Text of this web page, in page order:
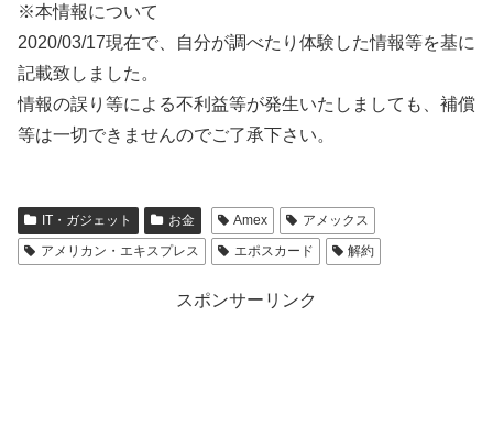
※本情報について
2020/03/17現在で、自分が調べたり体験した情報等を基に
記載致しました。
情報の誤り等による不利益等が発生いたしましても、補償
等は一切できませんのでご了承下さい。
IT・ガジェット お金 Amex
アメックス
アメリカン・エキスプレス
エポスカード 解約
スポンサーリンク